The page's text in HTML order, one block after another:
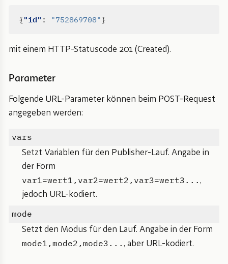
{"id" : "752869708"}
mit einem HTTP-Statuscode 201 (Created).
Parameter
Folgende URL-Parameter können beim POST-Request
angegeben werden:
vars
Setzt Variablen für den Publisher-Lauf. Angabe in
der Form
var1=wert1,var2=wert2,var3=wert3... ,
jedoch URL-kodiert.
mode
Setzt den Modus für den Lauf. Angabe in der Form
mode1,mode2,mode3... , aber URL-kodiert.